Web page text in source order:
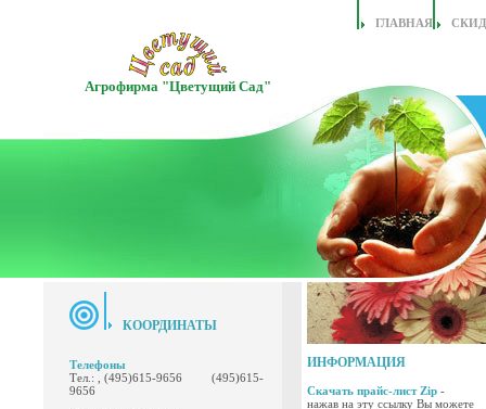
Агрофирма "Цветущий Сад"
ГЛАВНАЯ
КООРДИНАТЫ
Телефоны
Тел.: , (495)615-9656 (495)615-
9656
ИНФОРМАЦИЯ
Скачать прайс-лист Zip -
нажав на эту ссылку Вы можете